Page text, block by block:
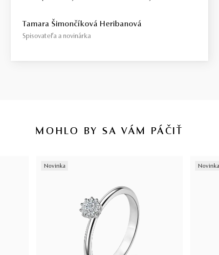
Tamara Šimončíková Heribanová
Spisovateľa a novinárka
MOHLO BY SA VÁM PÁČIŤ
Novinka Novinka